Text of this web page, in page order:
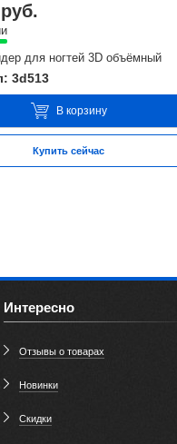
для ногтей 3D объёмный
3d513
В корзину
Купить сейчас
Интересно
Отзывы о товарах
Новинки
Скидки